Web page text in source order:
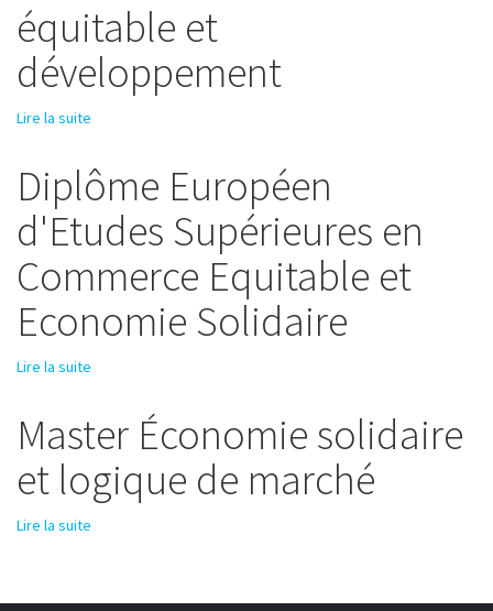
équitable et
développement
Lire la suite
développement
Diplôme Européen
d'Etudes Supérieures en
Commerce Equitable et
Economie Solidaire
Lire la suite
Master Économie solidaire
et logique de marché
Lire la suite